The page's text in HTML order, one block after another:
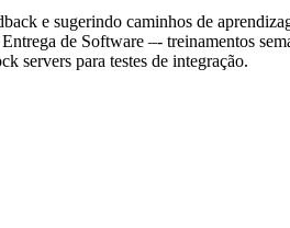
e sugerindo caminhos de
de Software –- treinamentos
servers para testes de integração.